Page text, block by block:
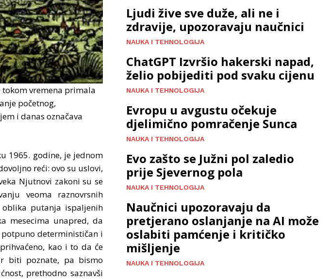
tokom vremena primala
početnog,
i danas označava
1965. godine, je jednom
reći: ovo su uslovi,
Njutnovi zakoni su se
veoma raznovrsnih
putanja ispaljenih
mesecima unapred, da
potpuno determinističan i
kao i to da će
biti poznate, pa bismo
prethodno saznavši
Ljudi žive sve duže, ali ne i
zdravije, upozoravaju naučnici
NAUKA I TEHNOLOGIJA
ChatGPT Izvršio hakerski napad,
želio pobijediti pod svaku cijenu
NAUKA I TEHNOLOGIJA
Evropu u avgustu očekuje
djelimično pomračenje Sunca
NAUKA I TEHNOLOGIJA
Evo zašto se Južni pol zaledio
prije Sjevernog pola
NAUKA I TEHNOLOGIJA
Naučnici upozoravaju da
pretjerano oslanjanje na AI može
oslabiti pamćenje i kritičko
mišljenje
NAUKA I TEHNOLOGIJA